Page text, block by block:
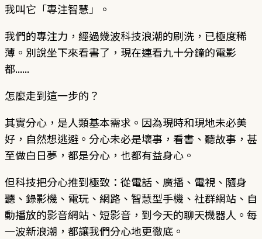
我叫它「專注智慧」。
我們的專注力，經過幾波科技浪潮的刷洗，已極度稀
薄。別說坐下來看書了，現在連看九十分鐘的電影
都......
怎麼走到這一步的？
其實分心，是人類基本需求。因為現時和現地未必美
好，自然想逃避。分心未必是壞事，看書、聽故事，甚
至做白日夢，都是分心，也都有益身心。
但科技把分心推到極致：從電話、廣播、電視、隨身
聽、錄影機、電玩、網路、智慧型手機、社群網站、自
動播放的影音網站、短影音，到今天的聊天機器人。每
一波新浪潮，都讓我們分心地更徹底。